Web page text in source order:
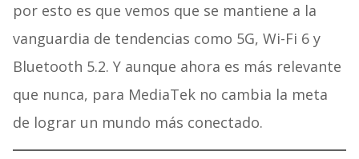
por esto es que vemos que se mantiene a la
vanguardia de tendencias como 5G, Wi-Fi 6 y
Bluetooth 5.2. Y aunque ahora es más relevante
que nunca, para MediaTek no cambia la meta
de lograr un mundo más conectado.